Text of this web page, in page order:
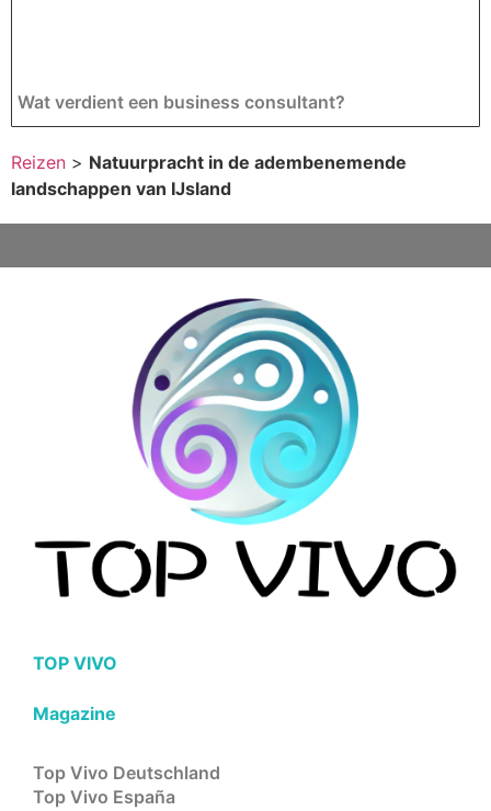
Wat verdient een business consultant?
Reizen > Natuurpracht in de adembenemende
landschappen van IJsland
TOP VIVO
Magazine
Top Vivo Deutschland
Top Vivo España